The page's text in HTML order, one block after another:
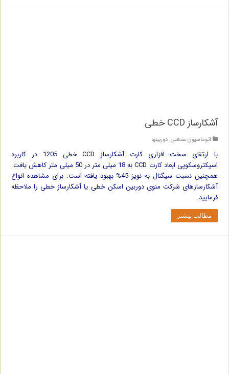
آشکارساز CCD خطی
اتوماسیون صنعتی,دوربینها
با ارتقای سخت افزاری کارت آشکارساز CCD خطی 1205 در کاربرد
اسپکتروسکوپی ابعاد کارت CCD به 18 میلی متر در 50 میلی متر کاهش یافت.
همچنین نسبت سیگنال به نویز 45% بهبود یافته است. برای مشاهده انواع
آشکارسازهای شرکت منوی دوربین اسکن خطی یا آشکارساز خطی را ملاحظه
فرمایید.
مطالب بیشتر